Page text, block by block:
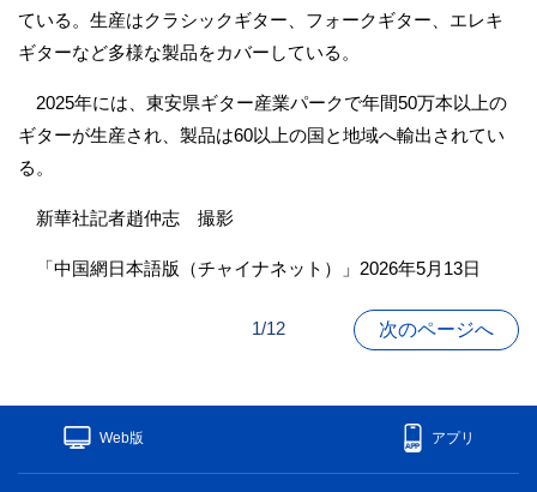
ている。生産はクラシックギター、フォークギター、エレキ
ギターなど多様な製品をカバーしている。
2025年には、東安県ギター産業パークで年間50万本以上の
ギターが生産され、製品は60以上の国と地域へ輸出されてい
る。
新華社記者趙仲志 撮影
「中国網日本語版（チャイナネット）」2026年5月13日
1/12 次のページへ
Web版 アプリ